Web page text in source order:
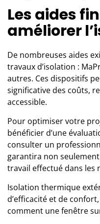
Les aides
améliorer
De nombreuses aides
travaux d’isolation :
autres. Ces dispositifs
significative des coûts,
accessible.
Pour optimiser votre
bénéficier d’une
consulter un
garantira non
travail effectué dans les
Isolation thermique
d’efficacité et de
comment une fenêtre